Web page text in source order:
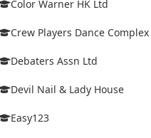
Color Warner HK Ltd
Crew Players Dance
Debaters Assn Ltd
Devil Nail & Lady House
Easy123